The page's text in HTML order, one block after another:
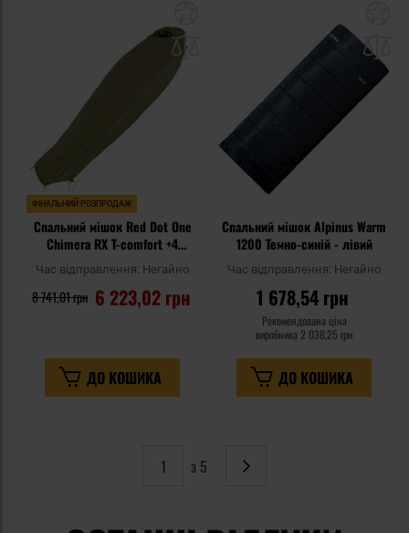
ФІНАЛЬНИЙ РОЗПРОДАЖ
Спальний мішок Red Dot One
Chimera RX T-comfort +4
градусів Цельсія - Olive
Час відправлення: Негайно
6 223,02 грн
8 741,01 грн
ДО КОШИКА
Спальний мішок Alpinus Warm
1200 Темно-синій - лівий
Час відправлення: Негайно
1 678,54 грн
Рекомендована ціна
виробника 2 038,25 грн
ДО КОШИКА
з 5
Сторінка
Наступне